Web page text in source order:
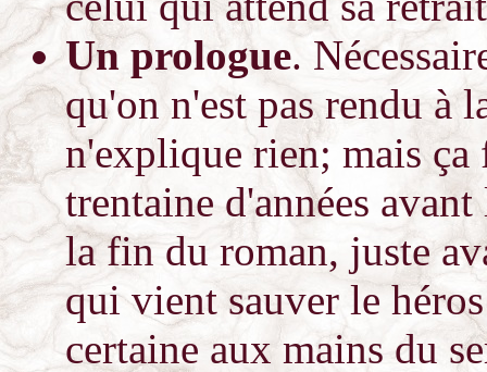
Un prologue.
qu'on n'est pas rendu à
n'explique rien; mais
trentaine d'années
la fin du roman, juste
qui vient sauver le
certaine aux mains du